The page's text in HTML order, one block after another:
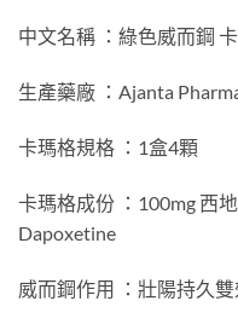
中文名稱 ：綠色威而鋼
生產藥廠 ：Ajanta
卡瑪格規格 ：1盒4顆
卡瑪格成份 ：100mg 西
Dapoxetine
威而鋼作用 ：壯陽持久